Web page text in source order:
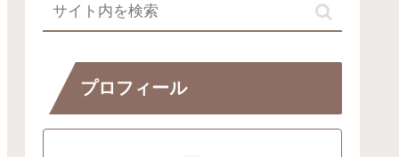
プロフィール